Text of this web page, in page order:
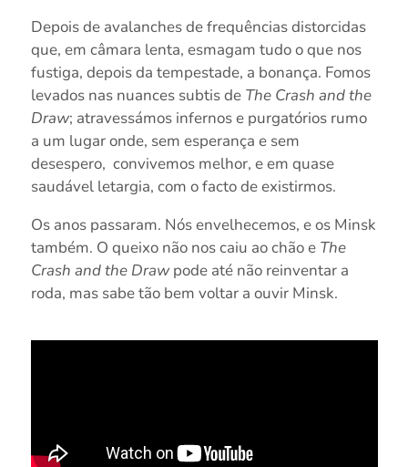
Depois de avalanches de frequências distorcidas
que, em câmara lenta, esmagam tudo o que nos
fustiga, depois da tempestade, a bonança. Fomos
levados nas nuances subtis de The Crash and the
Draw; atravessámos infernos e purgatórios rumo
a um lugar onde, sem esperança e sem
desespero, convivemos melhor, e em quase
saudável letargia, com o facto de existirmos.
Os anos passaram. Nós envelhecemos, e os Minsk
também. O queixo não nos caiu ao chão e The
Crash and the Draw pode até não reinventar a
roda, mas sabe tão bem voltar a ouvir Minsk.